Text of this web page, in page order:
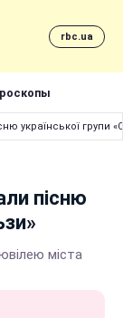
rbc.ua
української групи
пісню
міста